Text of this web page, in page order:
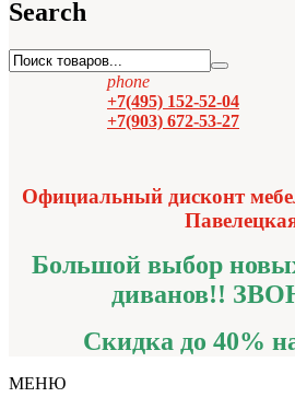
Search
phone
+7(495) 152-52-04
+7(903) 672-53-27
Официальный дисконт
Большой выбор
диванов!!
Скидка до 40%
МЕНЮ